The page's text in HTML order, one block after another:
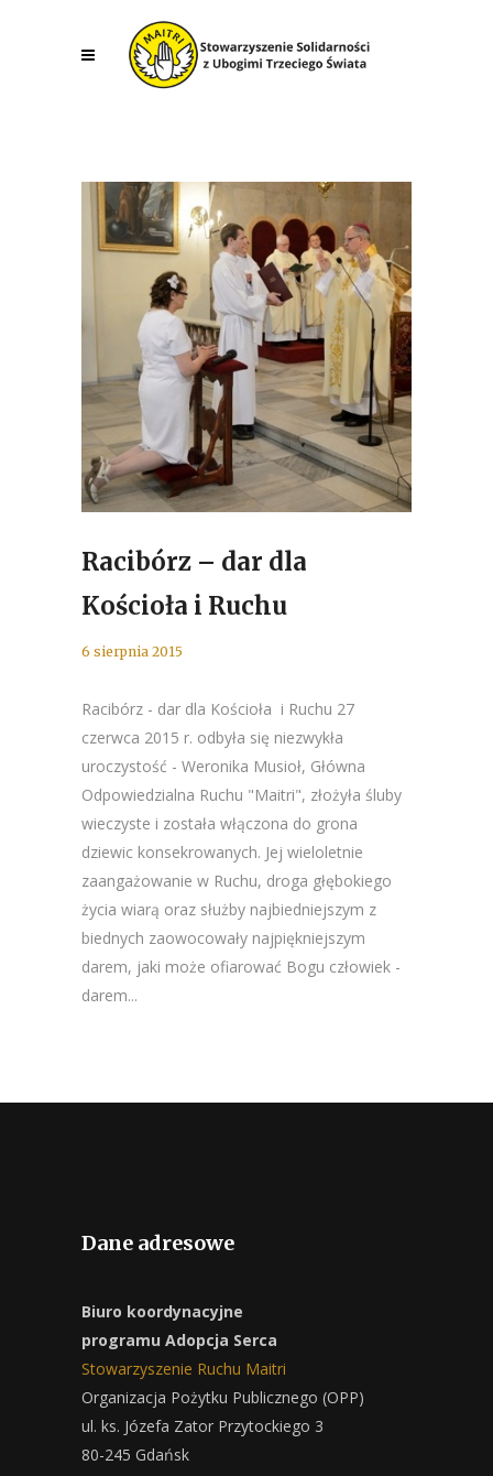
Racibórz – dar dla
Kościoła i Ruchu
6 sierpnia 2015
Racibórz - dar dla Kościoła i Ruchu 27
czerwca 2015 r. odbyła się niezwykła
uroczystość - Weronika Musioł, Główna
Odpowiedzialna Ruchu "Maitri", złożyła śluby
wieczyste i została włączona do grona
dziewic konsekrowanych. Jej wieloletnie
zaangażowanie w Ruchu, droga głębokiego
życia wiarą oraz służby najbiedniejszym z
biednych zaowocowały najpiękniejszym
darem, jaki może ofiarować Bogu człowiek -
darem...
Dane adresowe
Biuro koordynacyjne
programu Adopcja Serca
Stowarzyszenie Ruchu Maitri
Organizacja Pożytku Publicznego (OPP)
ul. ks. Józefa Zator Przytockiego 3
80-245 Gdańsk